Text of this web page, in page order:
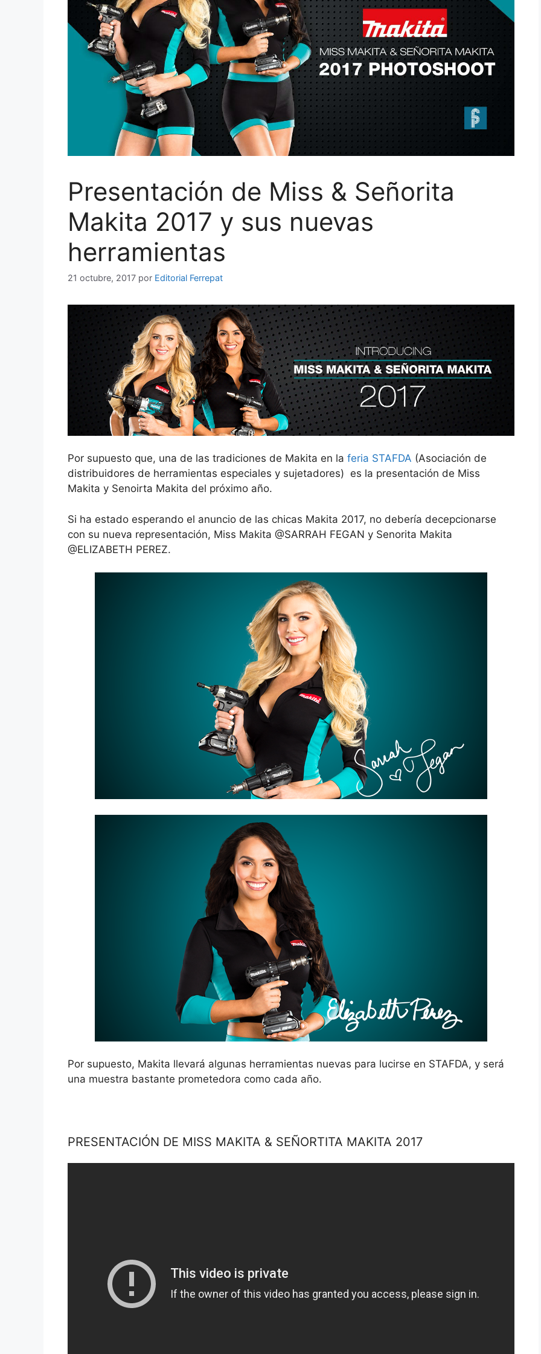
Presentación de Miss & Señorita
Makita 2017 y sus nuevas
herramientas
21 octubre, 2017 por Editorial Ferrepat
Por supuesto que, una de las tradiciones de Makita en la feria STAFDA (Asociación de
distribuidores de herramientas especiales y sujetadores) es la presentación de Miss
Makita y Senoirta Makita del próximo año.
Si ha estado esperando el anuncio de las chicas Makita 2017, no debería decepcionarse
con su nueva representación, Miss Makita @SARRAH FEGAN y Senorita Makita
@ELIZABETH PEREZ.
Por supuesto, Makita llevará algunas herramientas nuevas para lucirse en STAFDA, y será
una muestra bastante prometedora como cada año.
PRESENTACIÓN DE MISS MAKITA & SEÑORTITA MAKITA 2017